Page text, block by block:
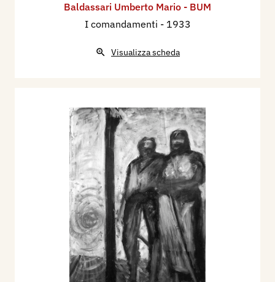
Baldassari Umberto Mario - BUM
I comandamenti - 1933
Visualizza scheda